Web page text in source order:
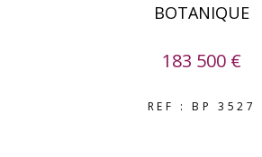
BOTANIQUE
183 500 €
REF : BP 3527